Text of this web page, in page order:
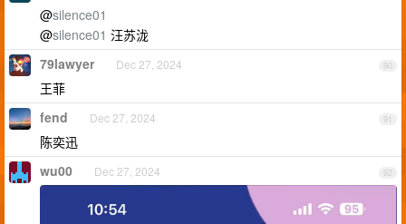
@silence01
@silence01 汪苏泷
90
79lawyer Dec 27, 2024
王菲
91
fend Dec 27, 2024
陈奕迅
92
wu00 Dec 27, 2024